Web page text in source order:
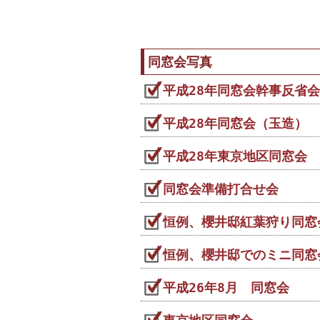
同窓会写真
平成28年同窓会幹事反省
平成28年同窓会（玉造）
平成28年東京地区同窓会
同窓会準備打合せ会
恒例、櫻井邸紅葉狩り同窓
恒例、櫻井邸でのミニ同窓
平成26年8月 同窓会